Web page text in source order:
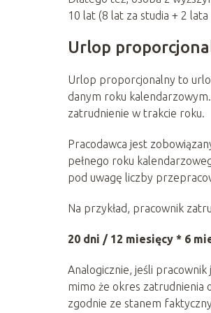
10 lat (8 lat za studia + 2
Urlop
Urlop proporcjonalny to
danym roku
zatrudnienie w trakcie roku.
Pracodawca jest
pełnego roku
pod uwagę liczby
Na przykład, pracownik
20 dni / 12 miesięcy * 6
Analogicznie, jeśli
mimo że okres zatrudnienia
zgodnie ze stanem